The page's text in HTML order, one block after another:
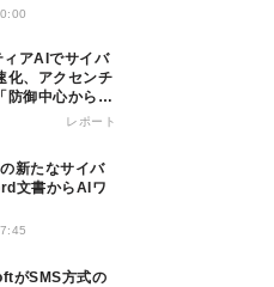
化、アクセンチ
防御中心からの
レポート
新たなサイバ
文書からAIワ